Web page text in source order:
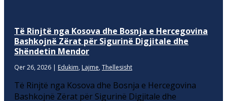
Të Rinjtë nga Kosova dhe Bosnja e Hercegovina
Bashkojnë Zërat për Sigurinë Digjitale dhe
Shëndetin Mendor
Qer 26, 2026 | Edukim, Lajme, Thellesisht
Të Rinjtë nga Kosova dhe Bosnja e Hercegovina
Bashkojnë Zërat për Sigurinë Digjitale dhe